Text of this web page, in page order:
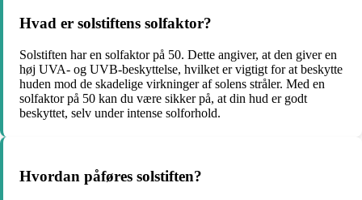
Hvad er solstiftens solfaktor?
Solstiften har en solfaktor på 50. Dette angiver, at den giver en
høj UVA- og UVB-beskyttelse, hvilket er vigtigt for at beskytte
huden mod de skadelige virkninger af solens stråler. Med en
solfaktor på 50 kan du være sikker på, at din hud er godt
beskyttet, selv under intense solforhold.
Hvordan påføres solstiften?